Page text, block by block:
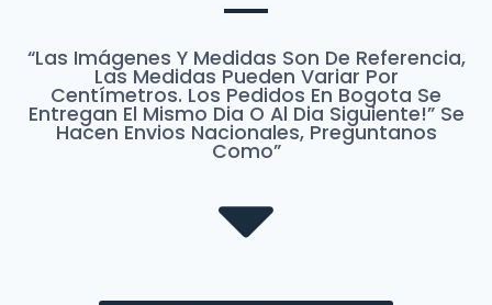
“Las Imágenes Y Medidas Son De Referencia,
Las Medidas Pueden Variar Por
Centímetros. Los Pedidos En Bogota Se
Entregan El Mismo Dia O Al Dia Siguiente!” Se
Hacen Envios Nacionales, Preguntanos
Como”